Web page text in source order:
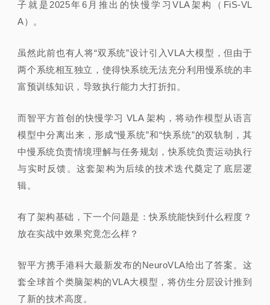
子就是2025年6月推出的快慢学习VLA架构（FiS-VL
A）。
虽然此前也有人将“双系统”设计引入VLA大模型，但由于
两个系统相互独立，使得快系统无法充分利用慢系统的丰
富预训练知识，导致执行能力大打折扣。
而智平方首创的快慢学习 VLA 架构，将动作模型从语言
模型中分离出来，形成“慢系统”和“快系统”的双轨制，其
中慢系统负责情境理解与任务规划，快系统负责运动执行
与实时反馈。这套架构为后续的技术迭代奠定了底层逻
辑。
有了架构基础，下一个问题是：快系统能快到什么程度？
放在实战中效果究竟怎么样？
智平方携手港科大最新发布的NeuroVLA给出了答案。这
套全球首个类脑架构的VLA大模型，将仿生分层设计推到
了新的技术高度。